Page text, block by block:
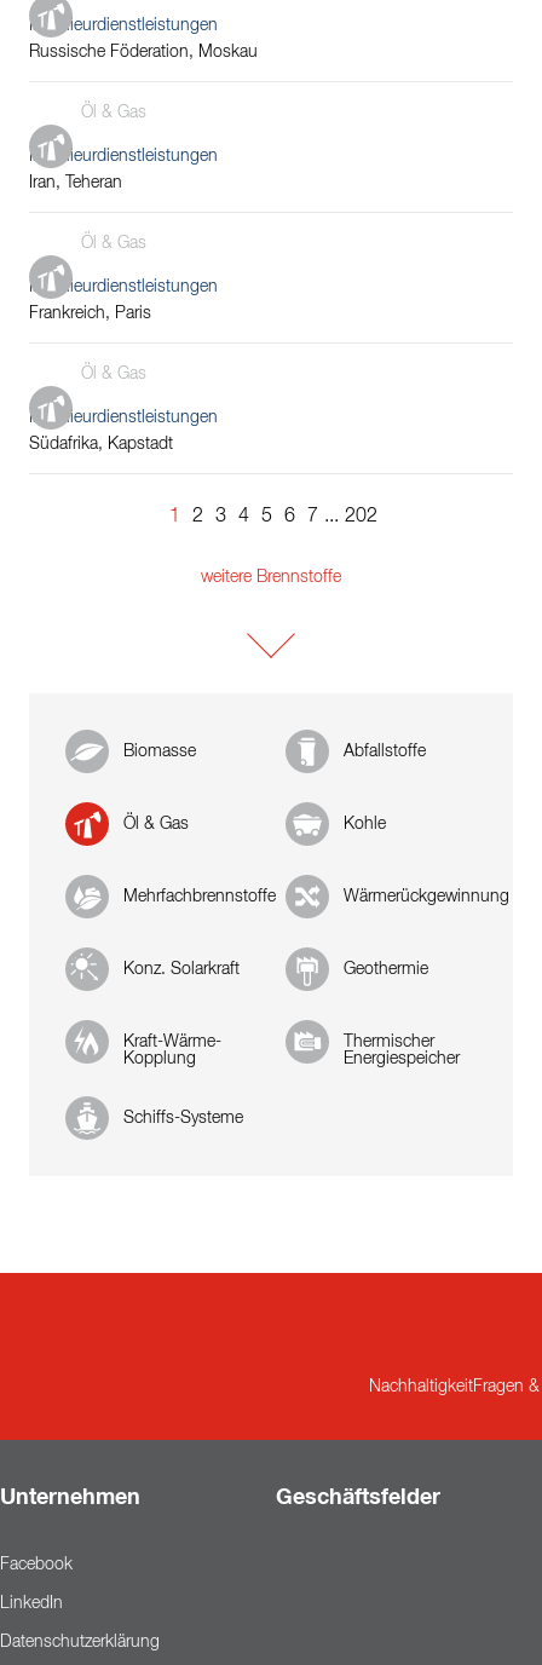
Ingenieurdienstleistungen
Russische Föderation, Moskau
Öl & Gas
Ingenieurdienstleistungen
Iran, Teheran
Öl & Gas
Ingenieurdienstleistungen
Frankreich, Paris
Öl & Gas
Ingenieurdienstleistungen
Südafrika, Kapstadt
1 2 3 4 5 6 7 ... 202
weitere Brennstoffe
Biomasse Abfallstoffe
Öl & Gas Kohle
Mehrfachbrennstoffe Wärmerückgewinnung
Konz. Solarkraft Geothermie
Kraft-Wärme-
Kopplung
Thermischer
Energiespeicher
Schiffs-Systeme
NachhaltigkeitFragen
Unternehmen Geschäftsfelder
Facebook
LinkedIn
Datenschutzerklärung